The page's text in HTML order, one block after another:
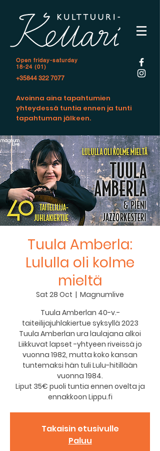
Open friday-saturday
18-24 (01)
+35844 322 7077
Avoinna aina tapahtumien
yhteydessä tuntia ennen ja tunti
tapahtuman jälkeen.
Tuula Amberla:
Lululla oli kolme
mieltä
Sat 28 Oct
  |
Magnumlive
Tuula Amberlan 40-v.-
taiteilijajuhlakiertue syksyllä 2023
Tuula Amberlan ura laulajana alkoi
Liikkuvat lapset -yhtyeen riveissä jo
vuonna 1982, mutta koko kansan
tuntemaksi hän tuli Lulu-hitillään
vuonna 1984.
Liput 35€ puoli tuntia ennen ovelta ja
ennakkoon Lippu.fi
Takaisin etusivulle
Paluu